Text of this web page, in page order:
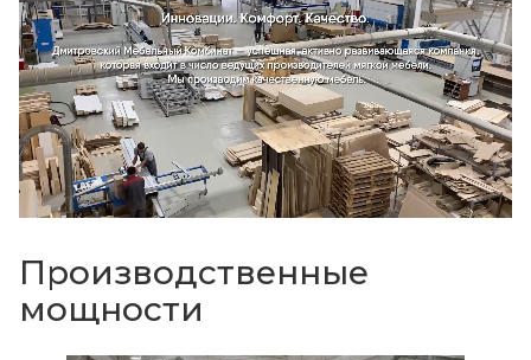
Производственные
мощности